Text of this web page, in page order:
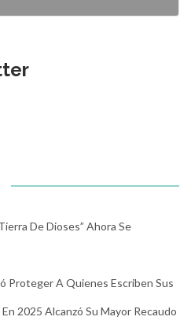
De Dioses” Ahora Se
Proteger A Quienes Escriben Sus
2025 Alcanzó Su Mayor Recaudo